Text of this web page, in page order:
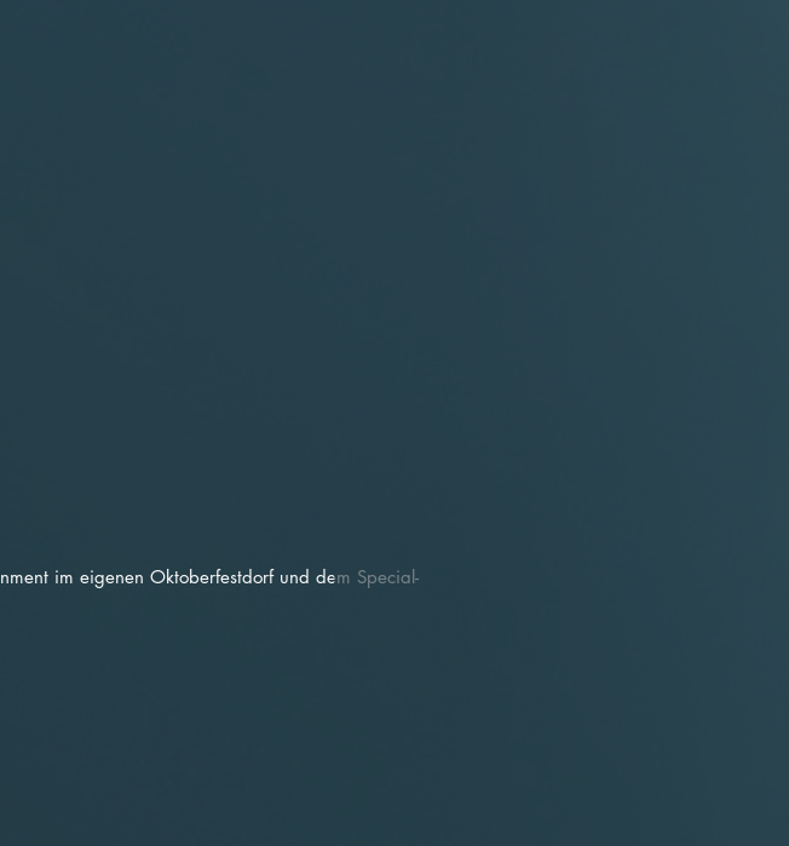
im eigenen Oktoberfestdorf und dem Special-